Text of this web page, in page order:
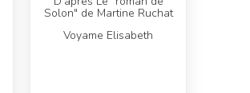
Solon" de Martine Ruchat
Voyame Elisabeth